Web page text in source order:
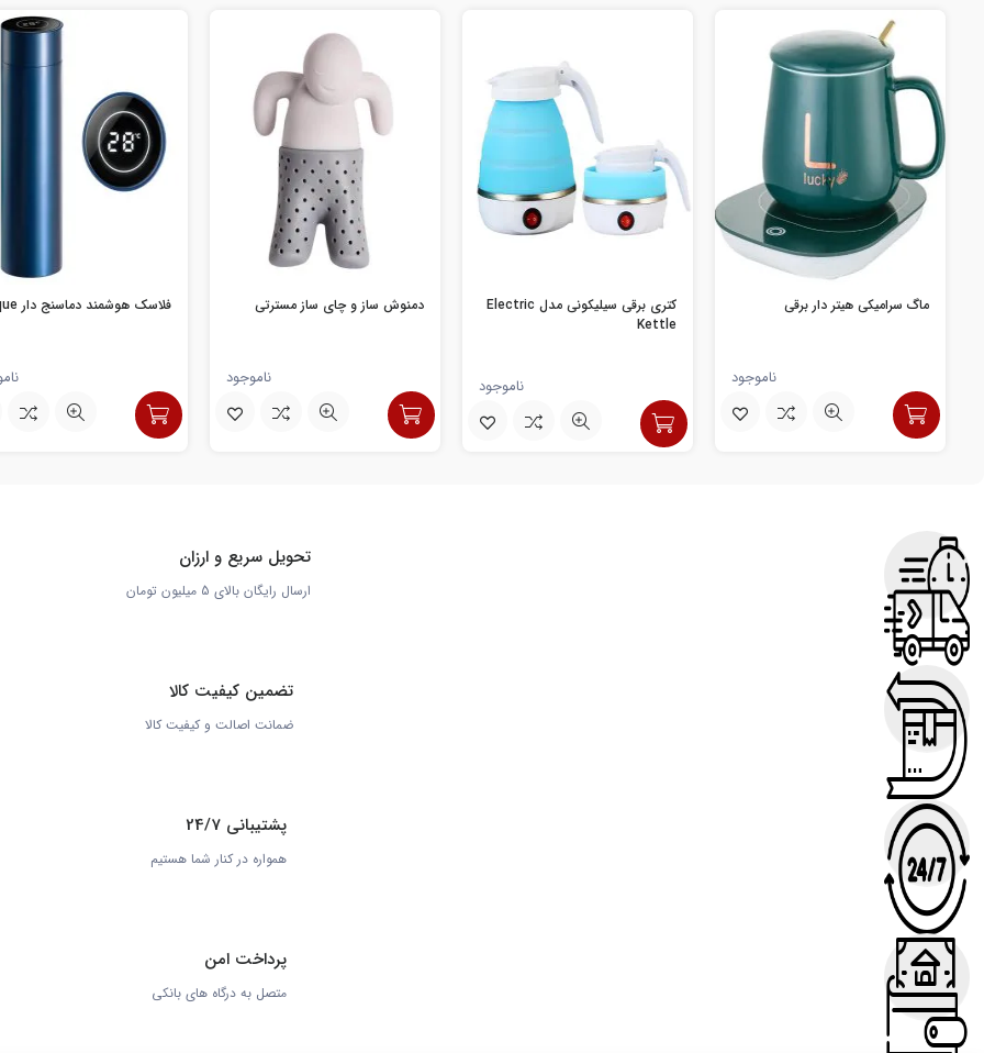
ماگ سرامیکی هیتر دار برقی
ناموجود
کتری برقی سیلیکونی مدل Electric
Kettle
ناموجود
دمنوش ساز و چای ساز مسترتی
ناموجود
فلاسک هوشمند دماسنج دار Unique
تحویل سریع و ارزان
ارسال رایگان بالای 5 میلیون تومان
تضمین کیفیت کالا
ضمانت اصالت و کیفیت کالا
پشتیبانی 24/7
همواره در کنار شما هستیم
پرداخت امن
متصل به درگاه های بانکی